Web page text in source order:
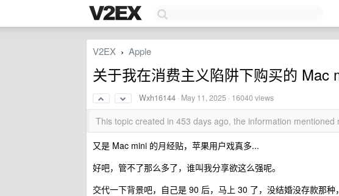
V2EX › Apple
关于我在消费主义陷阱下购买的 Mac
Wxh16144 · May 11, 2025 · 16040 views
This topic created in 453 days ago, the information
又是 Mac mini 的月经贴，苹果用户戏真多...
好吧，管不了那么多了，谁叫我分享欲这么强呢。
交代一下背景吧，自己是 90 后，马上 30 了，没结婚没存款那